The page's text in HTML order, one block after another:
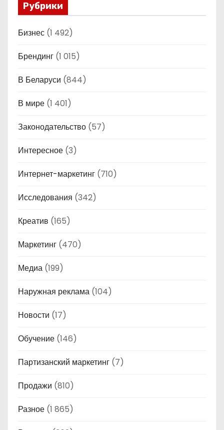
Рубрики
Бизнес (1 492)
Брендинг (1 015)
В Беларуси (844)
В мире (1 401)
Законодательство (57)
Интересное (3)
Интернет-маркетинг (710)
Исследования (342)
Креатив (165)
Маркетинг (470)
Медиа (199)
Наружная реклама (104)
Новости (17)
Обучение (146)
Партизанский маркетинг (7)
Продажи (810)
Разное (1 865)